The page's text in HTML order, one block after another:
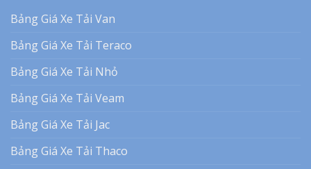
Bảng Giá Xe Tải Van
Bảng Giá Xe Tải Teraco
Bảng Giá Xe Tải Nhỏ
Bảng Giá Xe Tải Veam
Bảng Giá Xe Tải Jac
Bảng Giá Xe Tải Thaco